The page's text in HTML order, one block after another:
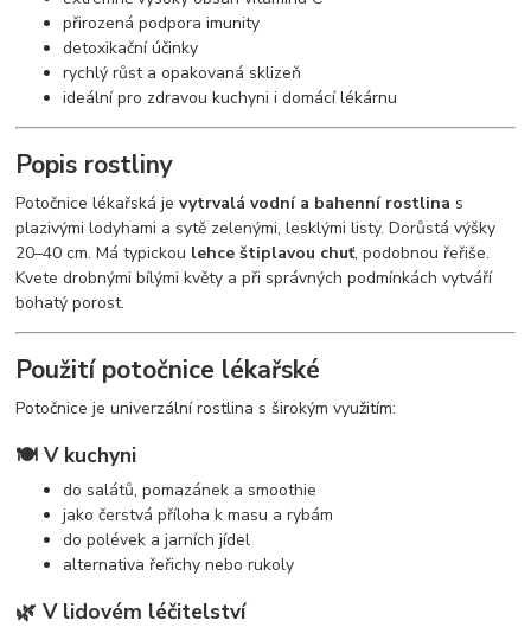
přirozená podpora imunity
detoxikační účinky
rychlý růst a opakovaná sklizeň
ideální pro zdravou kuchyni i domácí lékárnu
Popis rostliny
Potočnice lékařská jevytrvalá vodní a bahenní rostlina s
plazivými lodyhami a sytě zelenými, lesklými listy. Dorůstá výšky
20–40 cm. Má typickou lehce štiplavou chuť, podobnou řeřiše.
Kvete drobnými bílými květy a při správných podmínkách vytváří
bohatý porost.
Použití potočnice lékařské
Potočnice je univerzální rostlina s širokým využitím:
🍽️V kuchyni
do salátů, pomazánek a smoothie
jako čerstvá příloha k masu a rybám
do polévek a jarních jídel
alternativa řeřichy nebo rukoly
🌿V lidovém léčitelství